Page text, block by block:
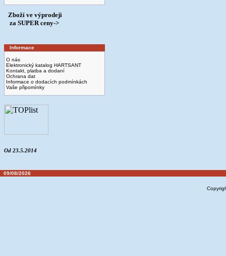
Zboží ve výprodeji
­ za SUPER ceny->
Informace
O nás
Elektronický katalog HARTSANT
Kontakt, platba a dodaní
Ochrana dat
Informace o dodacích podmínkách
Vaše připomínky
Od 23.5.2014
09/08/2026